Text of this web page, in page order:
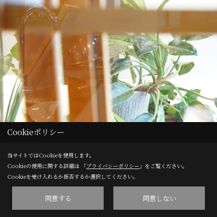
Cookieポリシー
当サイトではCookieを使用します。
Cookieの使用に関する詳細は 「プライバシーポリシー 」をご覧ください。
Cookieを受け入れるか拒否するか選択してください。
同意する 同意しない